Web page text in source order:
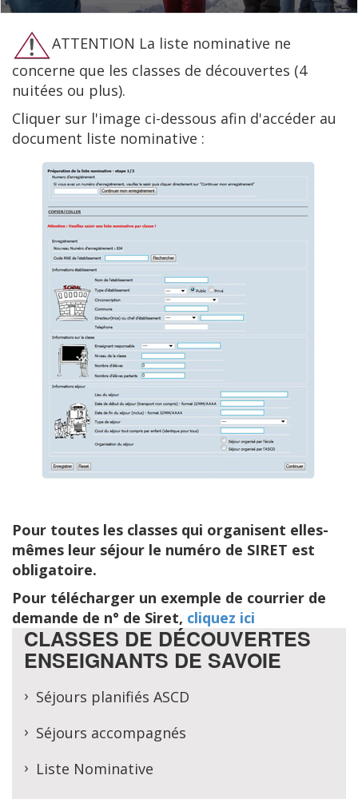
ATTENTION La liste nominative ne
concerne que les classes de découvertes (4
nuitées ou plus).
Cliquer sur l'image ci-dessous afin d'accéder au
document liste nominative :
Pour toutes les classes qui organisent elles-
mêmes leur séjour le numéro de SIRET est
obligatoire.
Pour télécharger un exemple de courrier de
demande de n° de Siret, cliquez ici
CLASSES DE DÉCOUVERTES
ENSEIGNANTS DE SAVOIE
Séjours planifiés ASCD
Séjours accompagnés
Liste Nominative